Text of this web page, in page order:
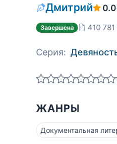
Дмитрий 0.0
Завершена 410
Серия:
ЖАНРЫ
Документальная